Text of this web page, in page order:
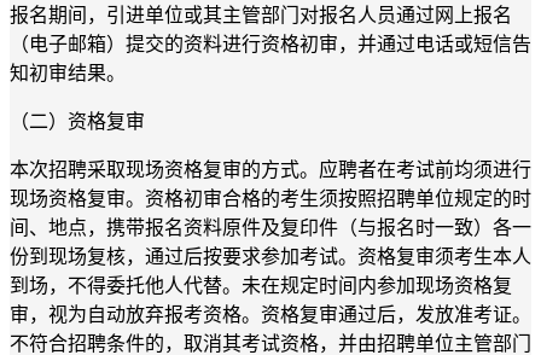
报名期间，引进单位或其主管部门对报名人员通过网上报名
（电子邮箱）提交的资料进行资格初审，并通过电话或短信告
知初审结果。
（二）资格复审
本次招聘采取现场资格复审的方式。应聘者在考试前均须进行
现场资格复审。资格初审合格的考生须按照招聘单位规定的时
间、地点，携带报名资料原件及复印件（与报名时一致）各一
份到现场复核，通过后按要求参加考试。资格复审须考生本人
到场，不得委托他人代替。未在规定时间内参加现场资格复
审，视为自动放弃报考资格。资格复审通过后，发放准考证。
不符合招聘条件的，取消其考试资格，并由招聘单位主管部门